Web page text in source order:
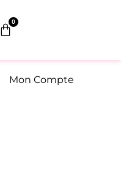
0
Panier
Mon Compte